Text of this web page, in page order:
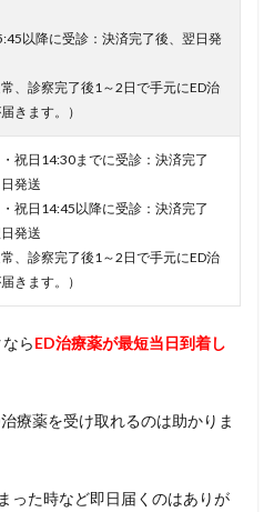
以降に受診：決済完了後、翌日発
、診察完了後1～2日で手元にED治
きます。）
祝日14:30までに受診：決済完了
発送
祝日14:45以降に受診：決済完了
発送
、診察完了後1～2日で手元にED治
きます。）
らED治療薬が最短当日到着し
療薬を受け取れるのは助かりま
った時など即日届くのはありが